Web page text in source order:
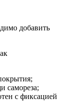
добавить
самореза;
с фиксацией